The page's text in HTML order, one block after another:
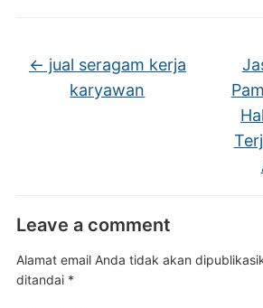
← jual seragam kerja
karyawan
Leave a comment
Alamat email Anda tidak akan
ditandai *